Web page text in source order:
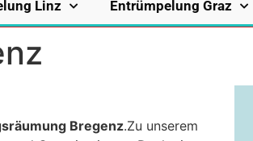
Linz Entrümpelung Graz
Bregenz.Zu unserem